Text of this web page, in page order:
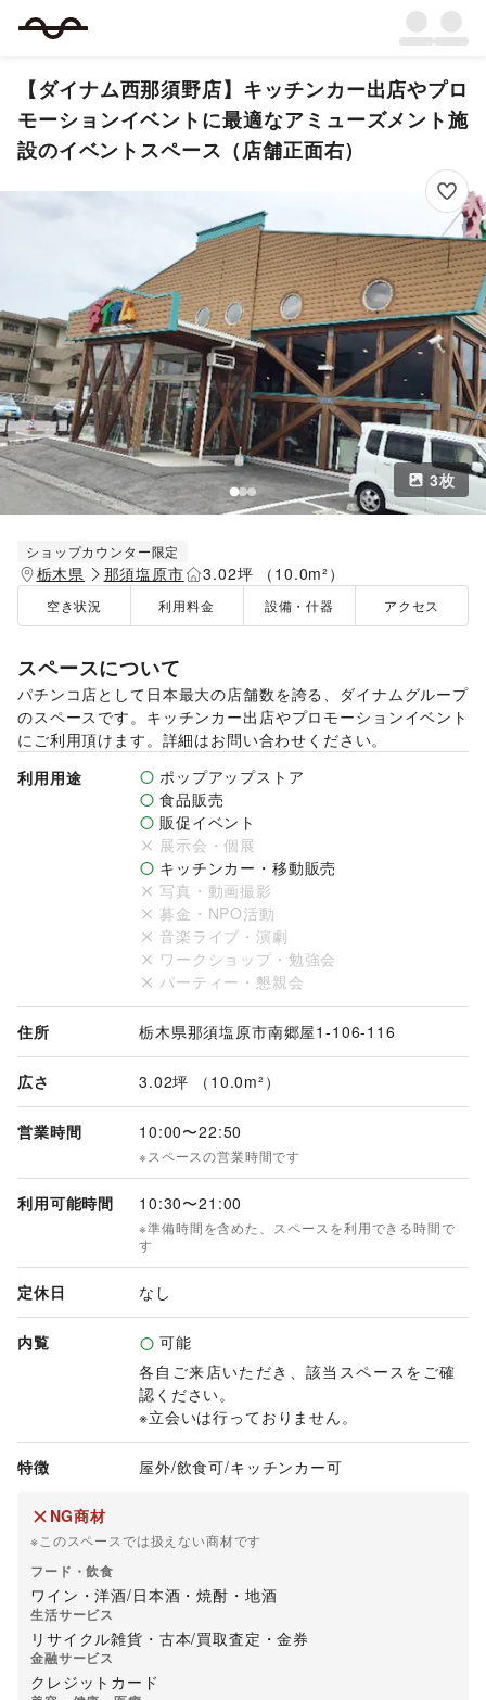
【ダイナム西那須野店】キッチンカー出店やプロ
モーションイベントに最適なアミューズメント施
設のイベントスペース（店舗正面右）
3枚
ショップカウンター限定
栃木県 那須塩原市 3.02坪 （10.0m²）
空き状況 利用料金 設備・什器 アクセス
スペースについて
パチンコ店として日本最大の店舗数を誇る、ダイナムグループ
のスペースです。キッチンカー出店やプロモーションイベント
にご利用頂けます。詳細はお問い合わせください。
利用用途
ポップアップストア
食品販売
販促イベント
展示会・個展
キッチンカー・移動販売
写真・動画撮影
募金・NPO活動
音楽ライブ・演劇
ワークショップ・勉強会
パーティー・懇親会
住所 栃木県那須塩原市南郷屋1-106-116
広さ 3.02坪 （10.0m²）
営業時間 10:00〜22:50
※スペースの営業時間です
利用可能時間 10:30〜21:00
※準備時間を含めた、スペースを利用できる時間で
す
定休日 なし
内覧
可能
各自ご来店いただき、該当スペースをご確
認ください。
※立会いは行っておりません。
特徴 屋外/飲食可/キッチンカー可
NG商材
※このスペースでは扱えない商材です
フード・飲食
ワイン・洋酒/日本酒・焼酎・地酒
生活サービス
リサイクル雑貨・古本/買取査定・金券
金融サービス
クレジットカード